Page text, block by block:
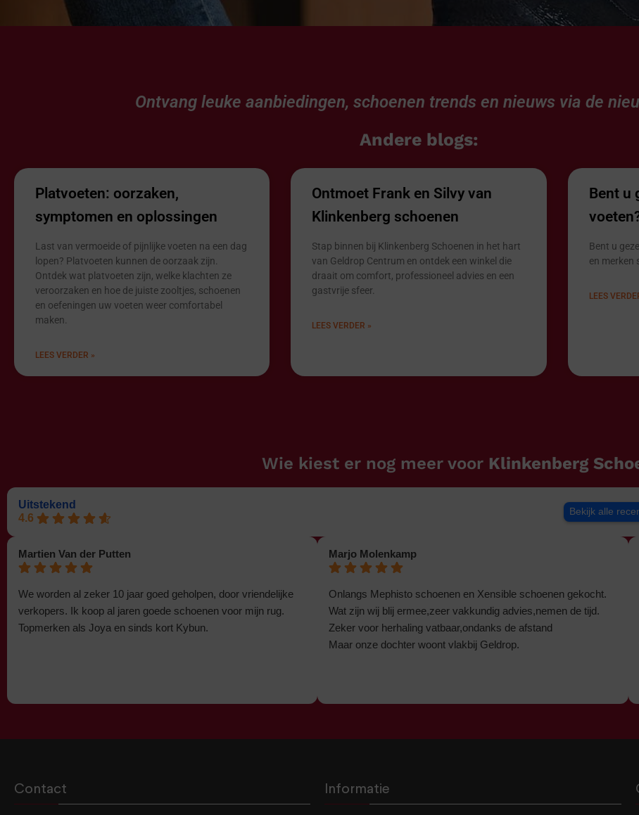
Ontvang leuke aanbiedingen, schoenen trends en nieuws via de
Andere blogs:
Platvoeten: oorzaken,
symptomen en oplossingen
Last van vermoeide of pijnlijke voeten na een dag
lopen? Platvoeten kunnen de oorzaak zijn.
Ontdek wat platvoeten zijn, welke klachten ze
veroorzaken en hoe de juiste zooltjes, schoenen
en oefeningen uw voeten weer comfortabel
maken.
LEES VERDER »
Ontmoet Frank en Silvy van
Klinkenberg schoenen
Stap binnen bij Klinkenberg Schoenen in het hart
van Geldrop Centrum en ontdek een winkel die
draait om comfort, professioneel advies en een
gastvrije sfeer.
LEES VERDER »
Bent u
Bent u
en merken
LEES
Wie kiest er nog meer voor Klinkenberg
Uitstekend
4.6
Bekijk alle
Martien Van der Putten
We worden al zeker 10 jaar goed geholpen, door vriendelijke
verkopers. Ik koop al jaren goede schoenen voor mijn rug.
Topmerken als Joya en sinds kort Kybun.
Marjo Molenkamp
Onlangs Mephisto schoenen en Xensible schoenen gekocht.
Wat zijn wij blij ermee,zeer vakkundig advies,nemen de tijd.
Zeker voor herhaling vatbaar,ondanks de afstand
Maar onze dochter woont vlakbij Geldrop.
Contact Informatie